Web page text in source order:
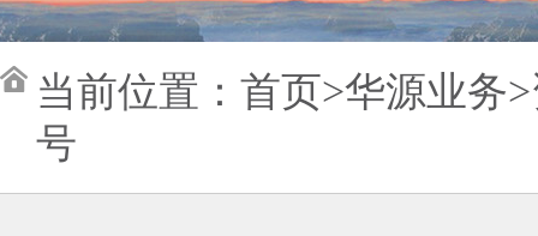
当前位置： 首页>华源业务>
号